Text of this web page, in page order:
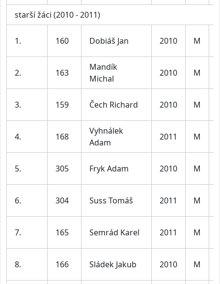
starší žáci (2010 - 2011)
1. 160 Dobiáš Jan 2010 M
2. 163
Mandík
Michal
2010 M
3. 159 Čech Richard 2010 M
4. 168
Vyhnálek
Adam
2011 M
5. 305 Fryk Adam 2010 M
6. 304 Suss Tomáš 2011 M
7. 165 Semrád Karel 2011 M
8. 166 Sládek Jakub 2010 M